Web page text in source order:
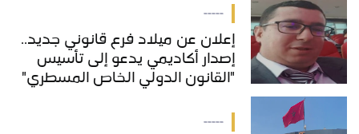
-----
إعلان عن ميلاد فرع قانوني جديد..
إصدار أكاديمي يدعو إلى تأسيس
"القانون الدولي الخاص المسطري"
-----